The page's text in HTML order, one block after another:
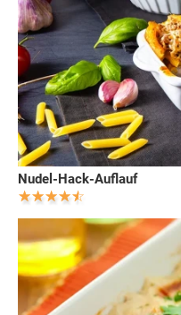
Nudel-Hack-Auflauf